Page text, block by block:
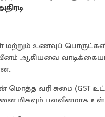
மற்றும் உணவுப்
ஆகியவை
மொத்த வரி சுமை (GST
மிகவும் பலவீனமாக